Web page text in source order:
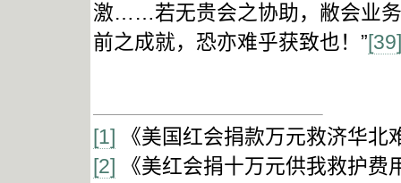
激……若无贵会之协助，敝会业
前之成就，恐亦难乎获致也！”[39]
[1] 《美国红会捐款万元救济华
[2] 《美红会捐十万元供我救护